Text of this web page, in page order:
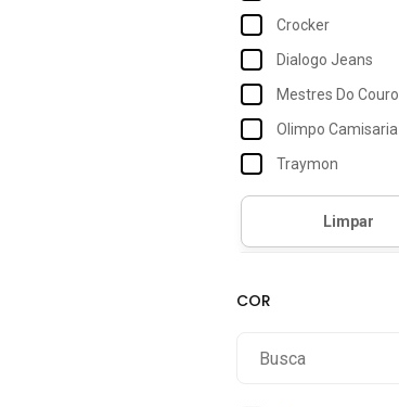
Crocker
Dialogo Jeans
Mestres Do Couro
Olimpo Camisaria
Traymon